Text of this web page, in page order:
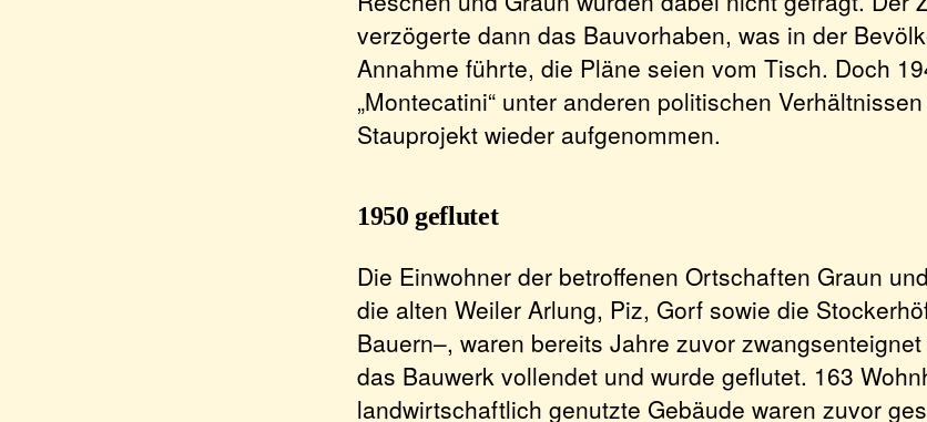
verzögerte dann das Bauvorhaben, was in der
Annahme führte, die Pläne seien vom Tisch. Doch
„Montecatini“ unter anderen politischen
Stauprojekt wieder aufgenommen.
1950 geflutet
Die Einwohner der betroffenen Ortschaften Graun
die alten Weiler Arlung, Piz, Gorf sowie die
Bauern–, waren bereits Jahre zuvor
das Bauwerk vollendet und wurde geflutet. 163
landwirtschaftlich genutzte Gebäude waren zuvor